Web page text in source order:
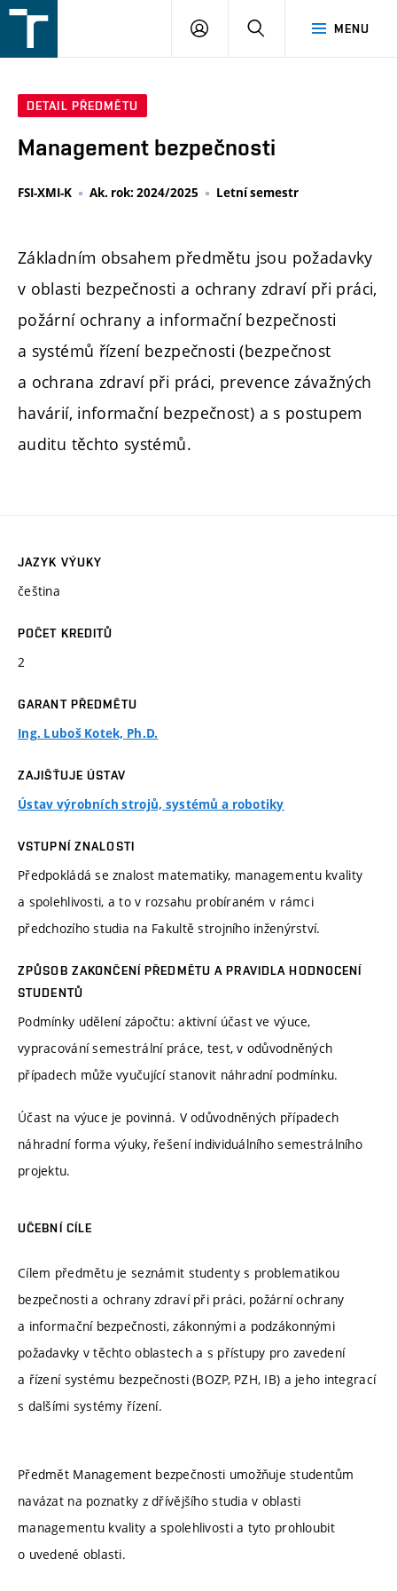
v
MENU
PŘIHLÁŠENÍ
DETAIL PŘEDMĚTU
Management bezpečnosti
FSI-XMI-K Ak. rok: 2024/2025 Letní semestr
Základním obsahem předmětu jsou požadavky
v oblasti bezpečnosti a ochrany zdraví při práci,
požární ochrany a informační bezpečnosti
a systémů řízení bezpečnosti (bezpečnost
a ochrana zdraví při práci, prevence závažných
havárií, informační bezpečnost) a s postupem
auditu těchto systémů.
JAZYK VÝUKY
čeština
POČET KREDITŮ
2
GARANT PŘEDMĚTU
Ing. Luboš Kotek, Ph.D.
ZAJIŠŤUJE ÚSTAV
Ústav výrobních strojů, systémů a robotiky
VSTUPNÍ ZNALOSTI
Předpokládá se znalost matematiky, managementu kvality
a spolehlivosti, a to v rozsahu probíraném v rámci
předchozího studia na Fakultě strojního inženýrství.
ZPŮSOB ZAKONČENÍ PŘEDMĚTU A PRAVIDLA HODNOCENÍ
STUDENTŮ
Podmínky udělení zápočtu: aktivní účast ve výuce,
vypracování semestrální práce, test, v odůvodněných
případech může vyučující stanovit náhradní podmínku.
Účast na výuce je povinná. V odůvodněných případech
náhradní forma výuky, řešení individuálního semestrálního
projektu.
UČEBNÍ CÍLE
Cílem předmětu je seznámit studenty s problematikou
bezpečnosti a ochrany zdraví při práci, požární ochrany
a informační bezpečnosti, zákonnými a podzákonnými
požadavky v těchto oblastech a s přístupy pro zavedení
a řízení systému bezpečnosti (BOZP, PZH, IB) a jeho integrací
s dalšími systémy řízení.
Předmět Management bezpečnosti umožňuje studentům
navázat na poznatky z dřívějšího studia v oblasti
managementu kvality a spolehlivosti a tyto prohloubit
o uvedené oblasti.